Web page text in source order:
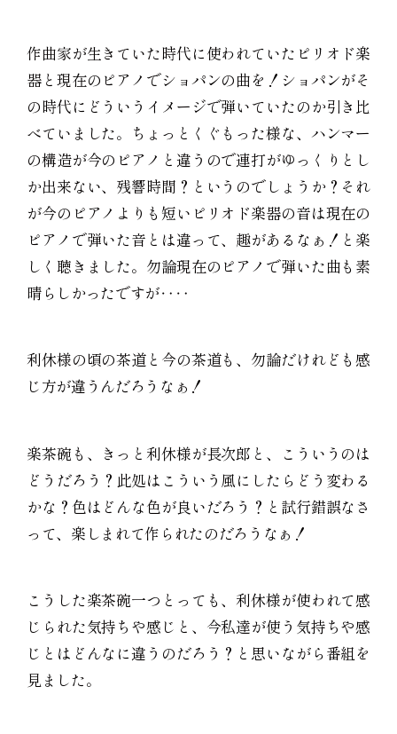
作曲家が生きていた時代に使われていたピリオド楽
器と現在のピアノでショパンの曲を！ショパンがそ
の時代にどういうイメージで弾いていたのか引き比
べていました。ちょっとくぐもった様な、ハンマー
の構造が今のピアノと違うので連打がゆっくりとし
か出来ない、残響時間？というのでしょうか？それ
が今のピアノよりも短いピリオド楽器の音は現在の
ピアノで弾いた音とは違って、趣があるなぁ！と楽
しく聴きました。勿論現在のピアノで弾いた曲も素
晴らしかったですが‥‥
利休様の頃の茶道と今の茶道も、勿論だけれども感
じ方が違うんだろうなぁ！
楽茶碗も、きっと利休様が長次郎と、こういうのは
どうだろう？此処はこういう風にしたらどう変わる
かな？色はどんな色が良いだろう？と試行錯誤なさ
って、楽しまれて作られたのだろうなぁ！
こうした楽茶碗一つとっても、利休様が使われて感
じられた気持ちや感じと、今私達が使う気持ちや感
じとはどんなに違うのだろう？と思いながら番組を
見ました。